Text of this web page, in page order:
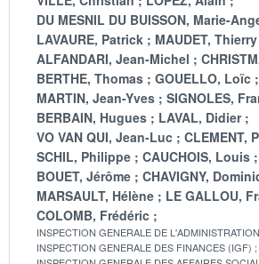
DU MESNIL DU BUISSON, Marie-
LAVAURE, Patrick
MAUDET, Thierry
ALFANDARI, Jean-Michel
BERTHE, Thomas
GOUELLO, Loïc
MARTIN, Jean-Yves
SIGNOLES,
BERBAIN, Hugues
LAVAL, Didier
VO VAN QUI, Jean-Luc
CLEMENT,
SCHIL, Philippe
CAUCHOIS, Louis
BOUET, Jérôme
CHAVIGNY,
MARSAULT, Hélène
LE GALLOU,
COLOMB, Frédéric
INSPECTION GENERALE DE
INSPECTION GENERALE DES FINANCES (IGF)